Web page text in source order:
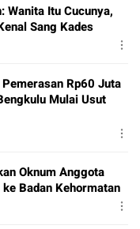
Wanita Itu Cucunya,
Sang Kades
Rp60 Juta
Mulai Usut
Oknum Anggota
Badan Kehormatan